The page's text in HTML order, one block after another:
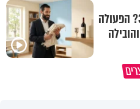
מה הסיכוי להתחתן בגיל 37? הפעולה
סגולה שתעזור לכם למתן את